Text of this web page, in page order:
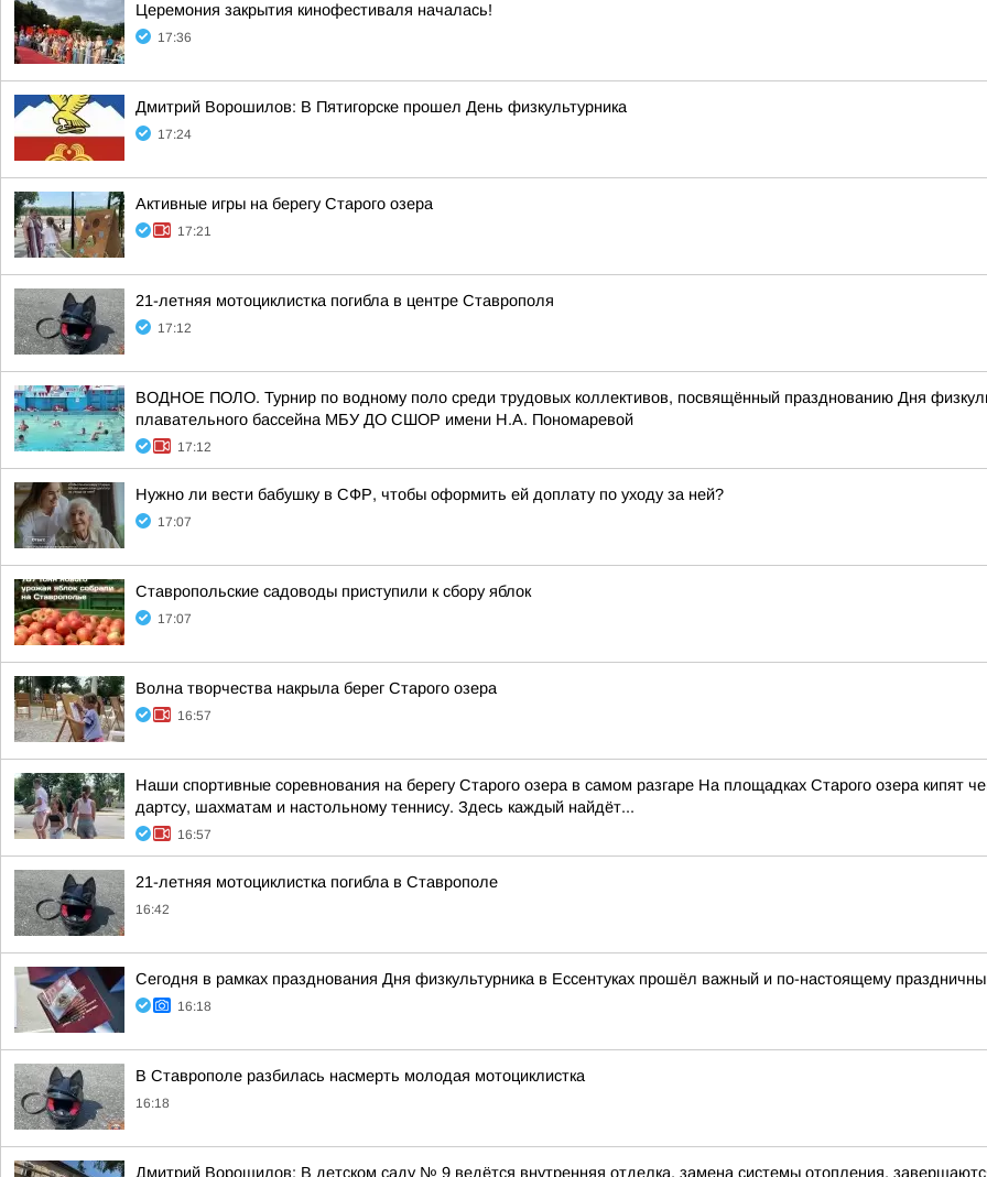
Церемония закрытия кинофестиваля началась!
17:36
Дмитрий Ворошилов: В Пятигорске прошел День физкультурника
17:24
Активные игры на берегу Старого озера
17:21
21-летняя мотоциклистка погибла в центре Ставрополя
17:12
ВОДНОЕ ПОЛО. Турнир по водному поло среди трудовых коллективов, посвящённый празднованию Дня
плавательного бассейна МБУ ДО СШОР имени Н.А. Пономаревой
17:12
Нужно ли вести бабушку в СФР, чтобы оформить ей доплату по уходу за ней?
17:07
Ставропольские садоводы приступили к сбору яблок
17:07
Волна творчества накрыла берег Старого озера
16:57
Наши спортивные соревнования на берегу Старого озера в самом разгаре На площадках Старого озера кипят
дартсу, шахматам и настольному теннису. Здесь каждый найдёт...
16:57
21-летняя мотоциклистка погибла в Ставрополе
16:42
Сегодня в рамках празднования Дня физкультурника в Ессентуках прошёл важный и по-настоящему
16:18
В Ставрополе разбилась насмерть молодая мотоциклистка
16:18
Дмитрий Ворошилов: В детском саду № 9 ведётся внутренняя отделка, замена системы отопления,